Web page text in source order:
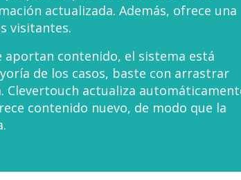
actualizada. Además, ofrece una
visitantes.
contenido, el sistema está
de los casos, baste con arrastrar
Clevertouch actualiza
contenido nuevo, de modo que la